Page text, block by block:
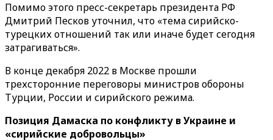
Помимо этого пресс-секретарь президента РФ
Дмитрий Песков уточнил, что «‎тема сирийско-
турецких отношений так или иначе будет сегодня
затрагиваться».
В конце декабря 2022 в Москве прошли
трехсторонние переговоры министров обороны
Турции, России и сирийского режима.
Позиция Дамаска по конфликту в Украине и
«сирийские добровольцы»